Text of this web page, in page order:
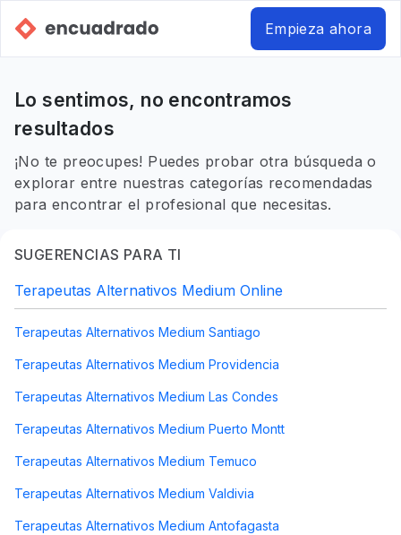
Empieza ahora
Lo sentimos, no encontramos
resultados
¡No te preocupes! Puedes probar otra búsqueda o
explorar entre nuestras categorías recomendadas
para encontrar el profesional que necesitas.
SUGERENCIAS PARA TI
Terapeutas Alternativos Medium Online
Terapeutas Alternativos Medium Santiago
Terapeutas Alternativos Medium Providencia
Terapeutas Alternativos Medium Las Condes
Terapeutas Alternativos Medium Puerto Montt
Terapeutas Alternativos Medium Temuco
Terapeutas Alternativos Medium Valdivia
Terapeutas Alternativos Medium Antofagasta